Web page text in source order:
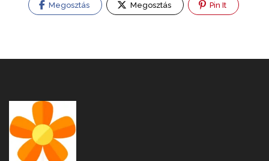
Megosztás Megosztás Pin It